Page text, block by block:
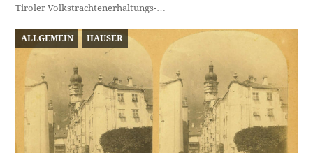
Tiroler Volkstrachtenerhaltungs-…
ALLGEMEIN HÄUSER